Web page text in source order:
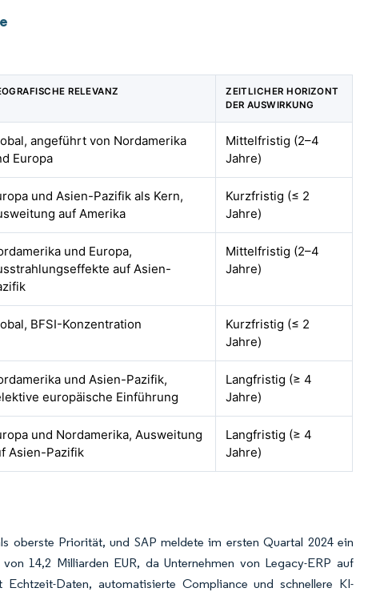
RELEVANZ
ZEITLICHER HORIZONT
DER AUSWIRKUNG
angeführt von Nordamerika
Europa
Mittelfristig (2–4
Jahre)
und Asien-Pazifik als Kern,
auf Amerika
Kurzfristig (≤ 2
Jahre)
und Europa,
auf Asien-
Mittelfristig (2–4
Jahre)
BFSI-Konzentration
Kurzfristig (≤ 2
Jahre)
und Asien-Pazifik,
europäische Einführung
Langfristig (≥ 4
Jahre)
und Nordamerika, Ausweitung
Asien-Pazifik
Langfristig (≥ 4
Jahre)
oberste Priorität, und SAP meldete im ersten Quartal 2024 ein
14,2 Milliarden EUR, da Unternehmen von Legacy-ERP auf
Echtzeit-Daten, automatisierte Compliance und schnellere KI-